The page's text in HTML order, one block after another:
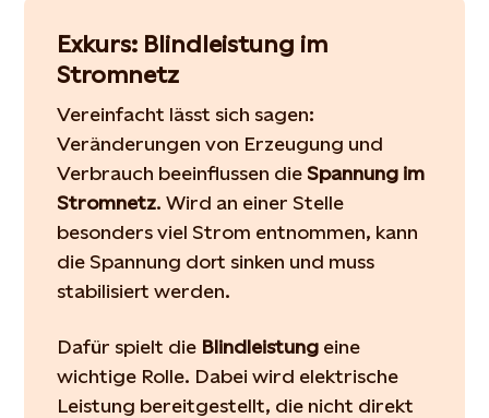
Exkurs: Blindleistung im
Stromnetz
Vereinfacht lässt sich sagen:
Veränderungen von Erzeugung und
Verbrauch beeinflussen die Spannung im
Stromnetz. Wird an einer Stelle
besonders viel Strom entnommen, kann
die Spannung dort sinken und muss
stabilisiert werden.
Dafür spielt die Blindleistung eine
wichtige Rolle. Dabei wird elektrische
Leistung bereitgestellt, die nicht direkt